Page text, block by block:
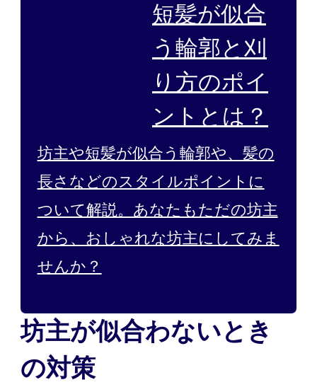
短髪が似合
う輪郭と刈
り方のポイ
ントとは？
坊主や短髪が似合う輪郭や、髪の
長さなどのスタイルポイントに
ついて解説。あなたもただの坊主
から、おしゃれな坊主にしてみま
せんか？
坊主が似合わないとき
の対策